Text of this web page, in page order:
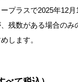
プラスで2025年12月
残数がある場合のみ
します。